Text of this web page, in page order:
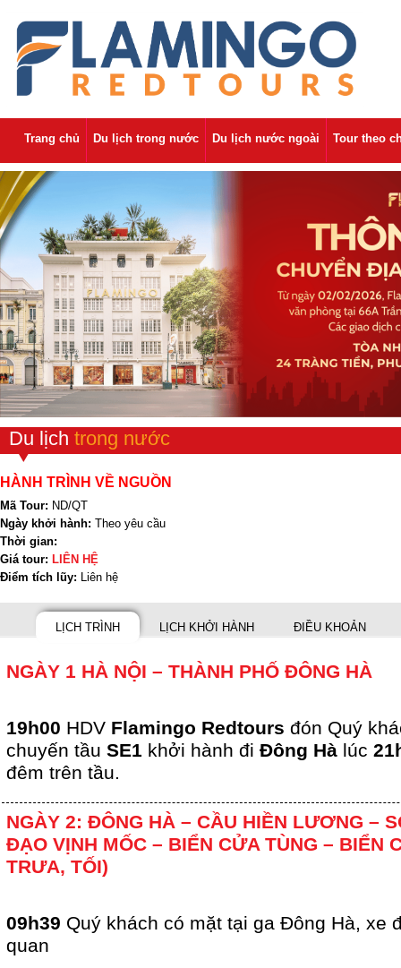
Trang chủ Du lịch trong nước Du lịch nước ngoài Tour theo
Du lịch trong nước
HÀNH TRÌNH VỀ NGUỒN
Mã Tour: ND/QT
Ngày khởi hành: Theo yêu cầu
Thời gian:
Giá tour: LIÊN HỆ
Điểm tích lũy: Liên hệ
LỊCH TRÌNH LỊCH KHỞI HÀNH ĐIỀU KHOẢN
NGÀY 1 HÀ NỘI – THÀNH PHỐ ĐÔNG HÀ
19h00 HDV Flamingo Redtours đón Quý
chuyến tầu SE1 khởi hành đi Đông Hà lúc
đêm trên tầu.
NGÀY 2: ĐÔNG HÀ – CẦU HIỀN LƯƠNG –
ĐẠO VỊNH MỐC – BIỂN CỬA TÙNG – BIỂN
TRƯA, TỐI)
09h39 Quý khách có mặt tại ga Đông Hà, xe
quan